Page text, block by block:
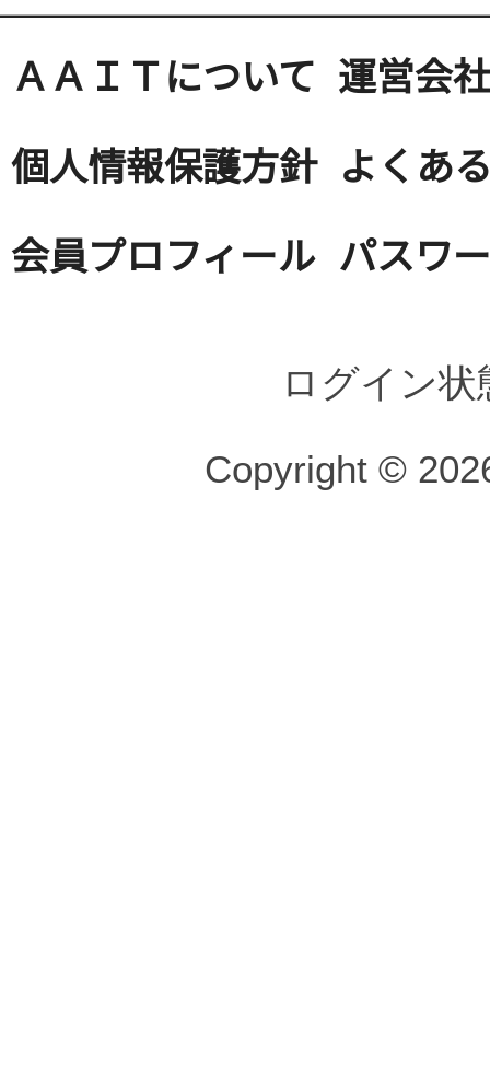
ＡＡＩＴについて 運営会社
個人情報保護方針 よくあ
会員プロフィール パスワ
ログイン
Copyright ©